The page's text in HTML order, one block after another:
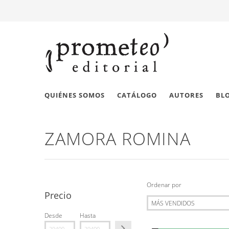
QUIÉNES SOMOS CATÁLOGO AUTORES
ZAMORA ROMINA
Precio
Desde Hasta
Ordenar por